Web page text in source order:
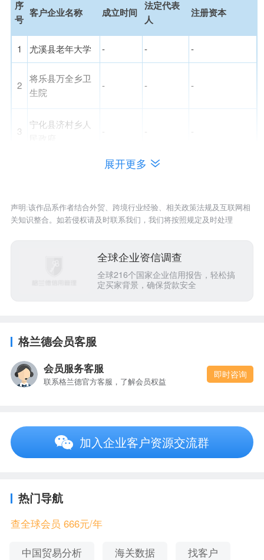
序
号
客户企业名称 成立时间
法定代表
人
注册资本
1 尤溪县老年大学 - - -
2
将乐县万全乡卫
生院
- - -
3
宁化县济村乡人
- - -
- -
6 沙县自然资源局 - - -
- -
9 宁化县林业局
10
沙县富口初级中
学
-
二、福建省万象信息科技有限责任公司_更多信
息
15，企业信息可能会发生变动，请注意甄别，获取
展开更多
声明:该作品系作者结合外贸、跨境行业经验、相关政策法规及互联网相
关知识整合。如若侵权请及时联系我们，我们将按照规定及时处理
全球企业资信调查
全球216个国家企业信用报告，轻松搞
定买家背景，确保货款安全
格兰德会员客服
会员服务客服
联系格兰德官方客服，了解会员权益
即时咨询
加入企业客户资源交流群
热门导航
查全球会员 666元/年
中国贸易分析 海关数据 找客户